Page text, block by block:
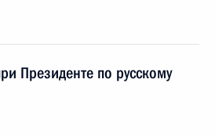
Президенте по русскому